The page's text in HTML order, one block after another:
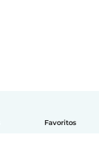
Favoritos